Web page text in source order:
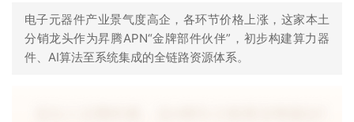
电子元器件产业景气度高企，各环节价格上涨，这家本土
分销龙头作为昇腾APN“金牌部件伙伴”，初步构建算力器
件、AI算法至系统集成的全链路资源体系。